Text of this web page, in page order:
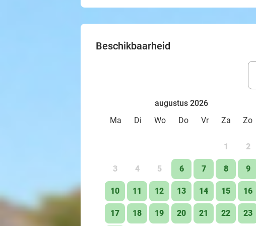
Beschikbaarheid
augustus 2026
Ma
Di Wo Do Vr Za Zo
1 2
3 4 5 6 7 8 9
10 11 12 13 14 15 16
17 18 19 20 21 22 23